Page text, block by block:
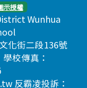
示授權
Wunhua
化街二段136號
校傳真：
反霸凌投訴：